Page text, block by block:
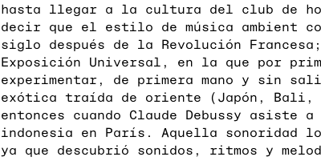
hasta llegar a la cultura del club de
decir que el estilo de música ambient
siglo después de la Revolución
Exposición Universal, en la que por
experimentar, de primera mano y sin
exótica traída de oriente (Japón,
entonces cuando Claude Debussy asiste
indonesia en París. Aquella sonoridad lo
ya que descubrió sonidos, ritmos y